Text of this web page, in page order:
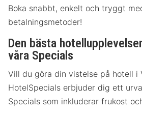
Boka snabbt, enkelt och tryggt
betalningsmetoder!
Den bästa
våra Specials
Vill du göra din vistelse på hotell i
HotelSpecials erbjuder dig ett
Specials som inkluderar frukost